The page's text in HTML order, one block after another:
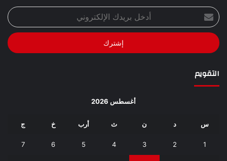
أدخل
بريدك
الإلكتروني
التقويم
أغسطس 2026
س د ن ث أرب خ ج
1
2
3
4
5
6
7